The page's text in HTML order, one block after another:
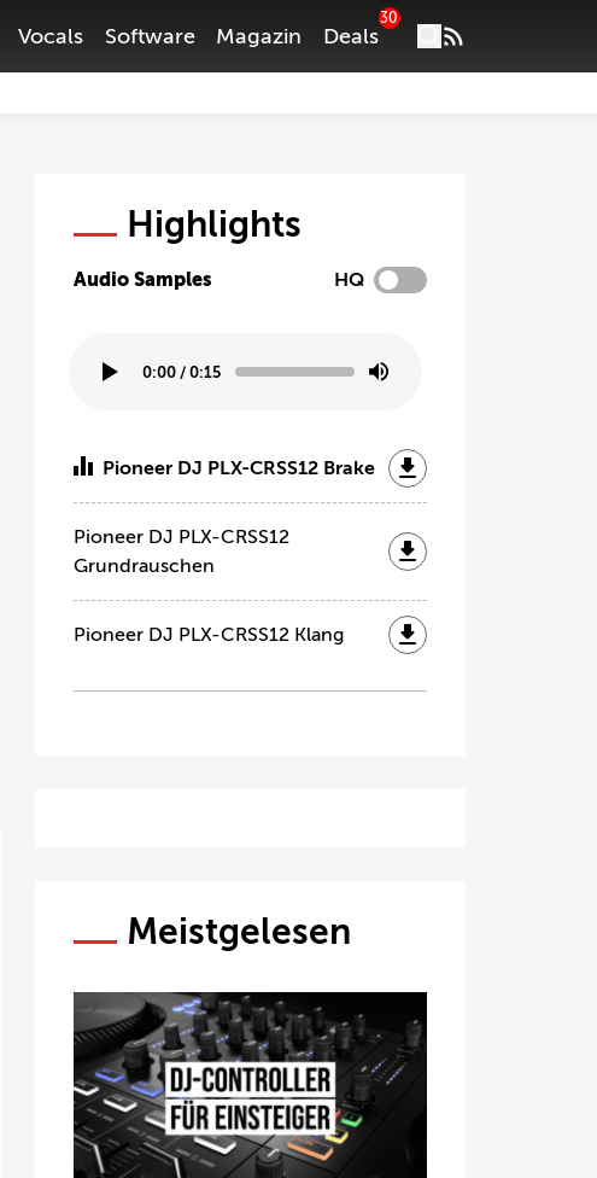
Vocals Software Magazin Deals
30
Highlights
Audio Samples HQ
0:00 / 0:15
Pioneer DJ PLX-CRSS12 Brake
Pioneer DJ PLX-CRSS12
Grundrauschen
Pioneer DJ PLX-CRSS12 Klang
Meistgelesen